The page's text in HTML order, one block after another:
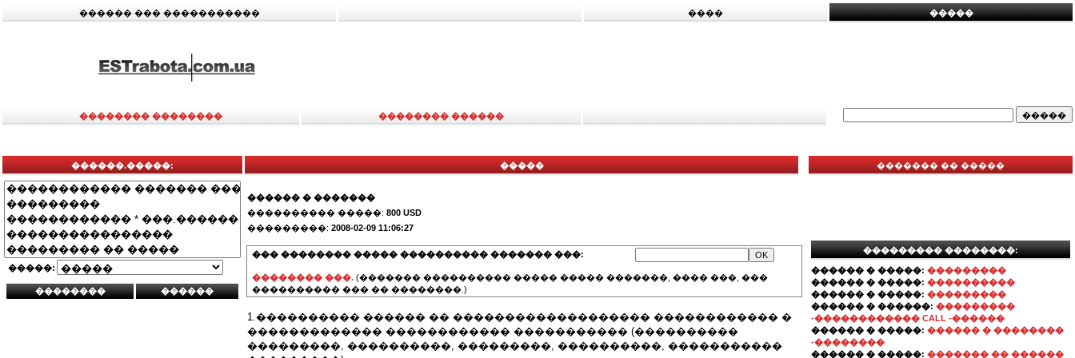
������ ��� ����������� ���� �����
�������� �������� �������� ������
������.�����:
�����:
�����
������ � �������
���������� �����: 800 USD
���������: 2008-02-09 11:06:27
��� �������� ����� ���������� ������� ���:
�������� ���. (������� ���������� ����� ����� �������, ���� ���, ���
���������� ��� �� ��������.)
1.���������� ������ �� ������������������� ������������ �
������������� ������������ ����������� (����������
���������, ����������, ���������, ����������, �����������
������� �� �����
��������� ��������:
������ � �����: ���������
������ � �����: ����������
������ � �����: ���������
������ � ������: ���������
-������������ CALL -������
������ � �����: ������ � ��������
-��������
������ � �����: ������� �� ������